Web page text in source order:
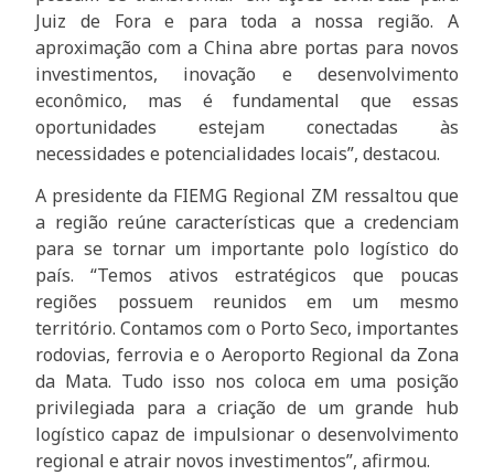
Juiz de Fora e para toda a nossa região. A
aproximação com a China abre portas para novos
investimentos, inovação e desenvolvimento
econômico, mas é fundamental que essas
oportunidades estejam conectadas às
necessidades e potencialidades locais”, destacou.
A presidente da FIEMG Regional ZM ressaltou que
a região reúne características que a credenciam
para se tornar um importante polo logístico do
país. “Temos ativos estratégicos que poucas
regiões possuem reunidos em um mesmo
território. Contamos com o Porto Seco, importantes
rodovias, ferrovia e o Aeroporto Regional da Zona
da Mata. Tudo isso nos coloca em uma posição
privilegiada para a criação de um grande hub
logístico capaz de impulsionar o desenvolvimento
regional e atrair novos investimentos”, afirmou.